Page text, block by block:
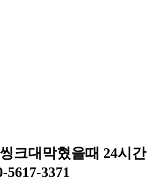
크대막혔을때 24시간
5617-3371